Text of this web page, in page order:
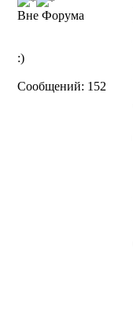
Вне Форума
:)
Сообщений: 152